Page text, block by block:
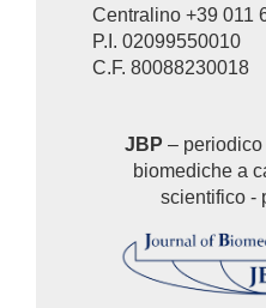
Centralino +39 011
P.I. 02099550010
C.F. 80088230018
JBP –
biomediche a
scientifico -